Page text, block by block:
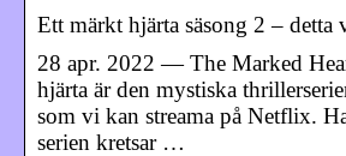
Ett märkt hjärta säsong 2 –
28 apr. 2022 — The Marked
hjärta är den mystiska
som vi kan streama på Netflix.
serien kretsar …